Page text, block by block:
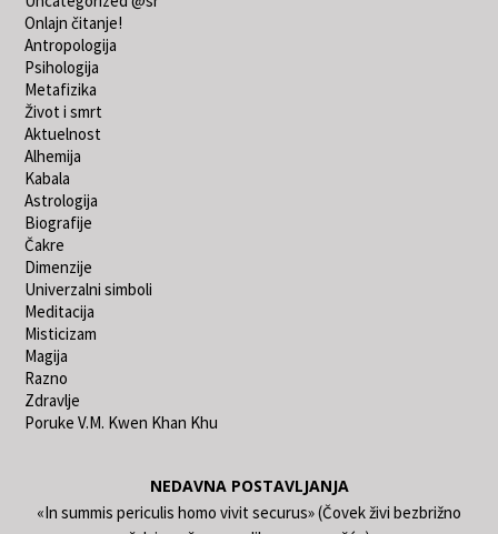
Onlajn čitanje!
Antropologija
Psihologija
Metafizika
Život i smrt
Aktuelnost
Alhemija
Kabala
Astrologija
Biografije
Čakre
Dimenzije
Univerzalni simboli
Meditacija
Misticizam
Magija
Razno
Zdravlje
Poruke V.M. Kwen Khan Khu
NEDAVNA POSTAVLJANJA
«In summis periculis homo vivit securus» (Čovek živi bezbrižno